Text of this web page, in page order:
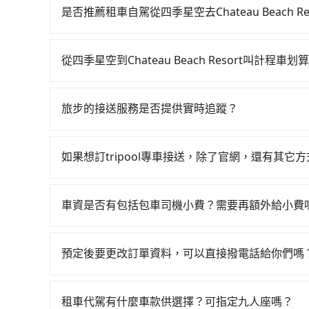
一直到23:30，嘉義-左營一天最多有60班次高鐵
待車站前排班的計程車，搭上小黃後約花144分
幸運攔到一輛小黃了，嘉義縣少部分小黃司機不
是否推薦租車自駕從四季星空去Chateau Beach
天就要來回，那在嘉義路邊可隨租隨借的iRent應
時40元路邊停車費用預估進去，但額外的汽車保
的車門仍未被修理，每一次租車都好像在開樂透
點仍有段距離，在遇到下雨天或者載行李時，就顯
從四季星空到Chateau Beach Resort叫計程車划
元間，但如改預約tripool可省高達$1,100。但如
加上嘉義縣有些計程車司機不按錶計費，約有
旅步的接送服務是否提供實時追蹤？
合，享受更安心的接送服務。
如果想訂tripool專車接送，除了官網，還有其它方
預定。(ios系統近期即將上線，敬請期待！)
車資是否有包括包車司機小費？需要再額外給小費
給予司機小費。
預定後要更改訂單資料，可以直接撥電話給你們嗎
申請，就無需再支付任何行政費用。
租車代駕有什麼車款供選擇？可指定九人座嗎？